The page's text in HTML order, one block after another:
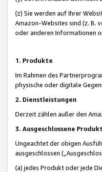
(z) Sie werden auf Ihrer
Amazon-Websites sind (z. B.
oder anderen Informationen
1. Produkte
Im Rahmen des
physische oder digitale
2. Dienstleistungen
Derzeit zählen außer den
3. Ausgeschlossene
Ungeachtet der obigen
ausgeschlossen
(a) jedes Produkt oder jede